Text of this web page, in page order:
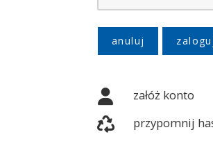
anuluj
załóż konto
przypomnij